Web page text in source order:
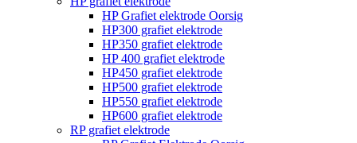
HP Grafiet elektrode Oorsig
HP300 grafiet elektrode
HP350 grafiet elektrode
HP 400 grafiet elektrode
HP450 grafiet elektrode
HP500 grafiet elektrode
HP550 grafiet elektrode
HP600 grafiet elektrode
RP grafiet elektrode